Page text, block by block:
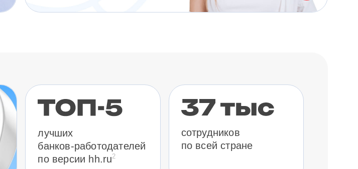
лучших
банков-работодателей
по версии hh.ru2
сотрудников
по всей стране